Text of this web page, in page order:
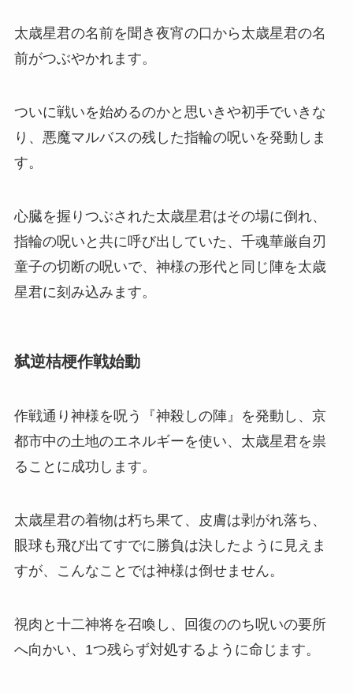
太歳星君の名前を聞き夜宵の口から太歳星君の名
前がつぶやかれます。
ついに戦いを始めるのかと思いきや初手でいきな
り、悪魔マルバスの残した指輪の呪いを発動しま
す。
心臓を握りつぶされた太歳星君はその場に倒れ、
指輪の呪いと共に呼び出していた、千魂華厳自刃
童子の切断の呪いで、神様の形代と同じ陣を太歳
星君に刻み込みます。
弑逆桔梗作戦始動
作戦通り神様を呪う『神殺しの陣』を発動し、京
都市中の土地のエネルギーを使い、太歳星君を祟
ることに成功します。
太歳星君の着物は朽ち果て、皮膚は剥がれ落ち、
眼球も飛び出てすでに勝負は決したように見えま
すが、こんなことでは神様は倒せません。
視肉と十二神将を召喚し、回復ののち呪いの要所
へ向かい、1つ残らず対処するように命じます。